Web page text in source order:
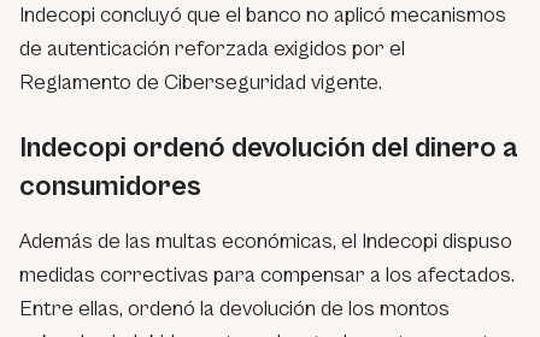
Indecopi concluyó que el banco no aplicó mecanismos
de autenticación reforzada exigidos por el
Reglamento de Ciberseguridad vigente.
Indecopi ordenó devolución del dinero a
consumidores
Además de las multas económicas, el Indecopi dispuso
medidas correctivas para compensar a los afectados.
Entre ellas, ordenó la devolución de los montos